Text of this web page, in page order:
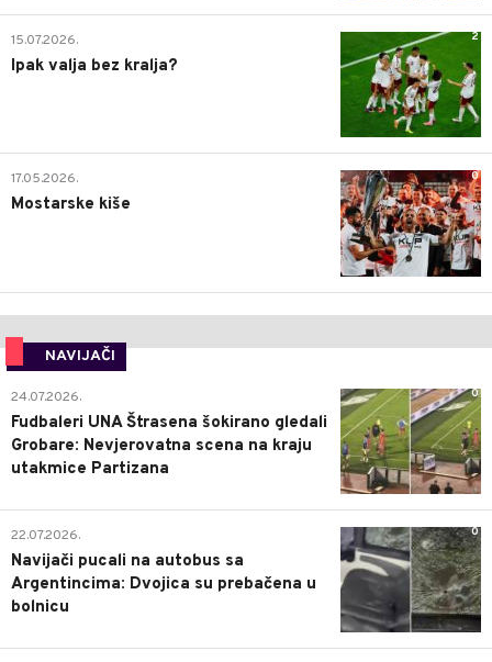
2
15.07.2026.
Ipak valja bez kralja?
0
17.05.2026.
Mostarske kiše
NAVIJAČI
0
24.07.2026.
Fudbaleri UNA Štrasena šokirano gledali
Grobare: Nevjerovatna scena na kraju
utakmice Partizana
0
22.07.2026.
Navijači pucali na autobus sa
Argentincima: Dvojica su prebačena u
bolnicu